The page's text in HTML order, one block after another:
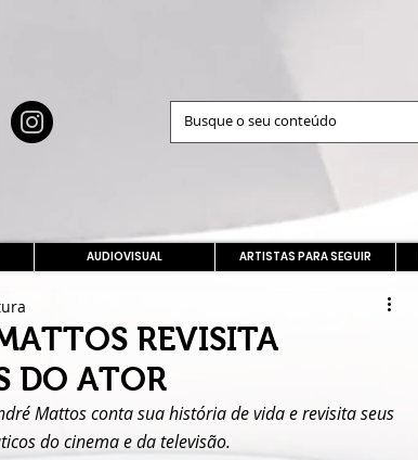
AUDIOVISUAL ARTISTAS PARA SEGUIR
REVISITA
DO ATOR
Mattos conta sua história de vida e revisita seus
do cinema e da televisão.